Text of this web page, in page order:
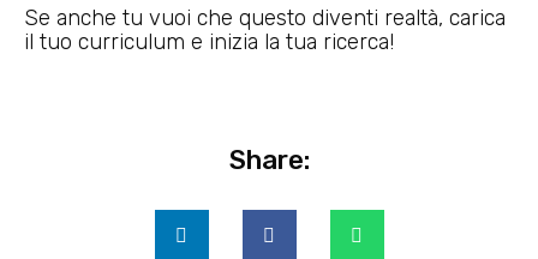
Se anche tu vuoi che questo diventi realtà, carica
il tuo curriculum e inizia la tua ricerca!
Share: